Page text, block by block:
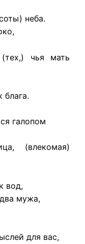
неба.
чья мать
галопом
(влекомая)
вод,
мужа,
для вас,